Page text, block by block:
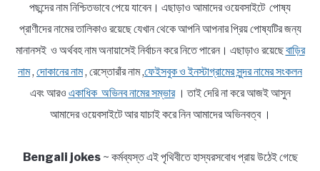
পছন্দের নাম নিশ্চিতভাবে পেয়ে যাবেন। এছাড়াও আমাদের ওয়েবসাইটে পোষ্য
প্রাণীদের নামের তালিকাও রয়েছে যেখান থেকে আপনি আপনার প্রিয় পোষ্যটির জন্য
মানানসই ও অর্থবহ নাম অনায়াসেই নির্বাচন করে নিতে পারেন। এছাড়াও রয়েছেবাড়ির
নাম, দোকানের নাম, রেস্তোরাঁর নাম ,ফেইসবুক ও ইনস্টাগ্রামের সুন্দর নামের সংকলন
এবং আরও একাধিক অভিনব নামের সম্ভার। তাই দেরি না করে আজই আসুন
আমাদের ওয়েবসাইটে আর যাচাই করে নিন আমাদের অভিনবত্ব ।
Bengali jokes~ কর্মব্যস্ত এই পৃথিবীতে হাস্যরসবোধ প্রায় উঠেই গেছে